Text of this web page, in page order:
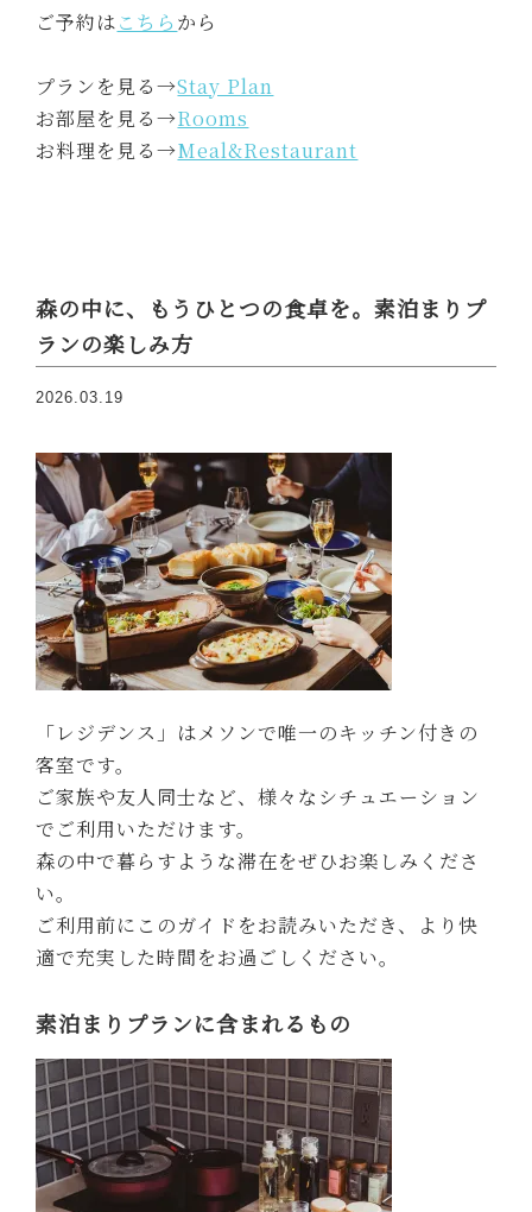
ご予約はこちら から
プランを見る→Stay Plan
お部屋を見る→Rooms
お料理を見る→Meal&Restaurant
森の中に、もうひとつの食卓を。素泊まりプ
ランの楽しみ方
2026.03.19
「レジデンス」はメソンで唯一のキッチン付きの
客室です。
ご家族や友人同士など、様々なシチュエーション
でご利用いただけます。
森の中で暮らすような滞在をぜひお楽しみくださ
い。
ご利用前にこのガイドをお読みいただき、より快
適で充実した時間をお過ごしください。
素泊まりプランに含まれるもの